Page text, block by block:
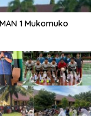
1 Mukomuko